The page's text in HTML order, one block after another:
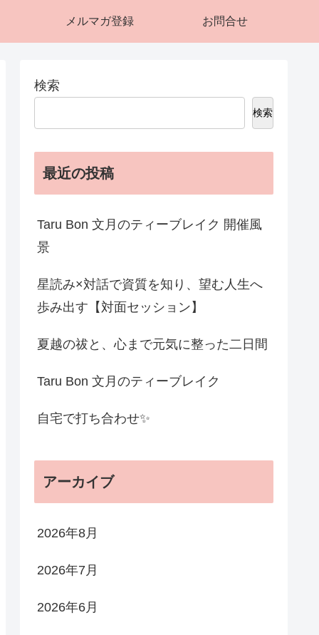
メルマガ登録 お問合せ
検索
検索
最近の投稿
Taru Bon 文月のティーブレイク 開催風
景
星読み×対話で資質を知り、望む人生へ
歩み出す【対面セッション】
夏越の祓と、心まで元気に整った二日間
Taru Bon 文月のティーブレイク
自宅で打ち合わせ✨
アーカイブ
2026年8月
2026年7月
2026年6月